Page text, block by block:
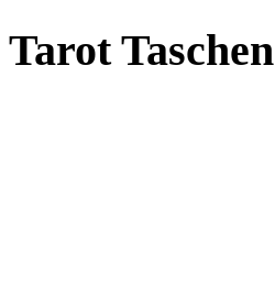
Tarot Taschen